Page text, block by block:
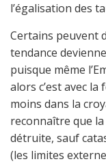
l’égalisation des
Certains peuvent
tendance
puisque même
alors c’est avec
moins dans la
reconnaître que
détruite, sauf
(les limites